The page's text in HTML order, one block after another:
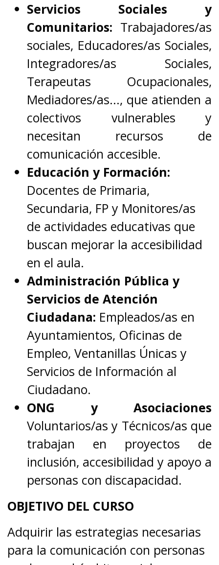
Servicios Sociales y
Comunitarios: Trabajadores/as
sociales, Educadores/as Sociales,
Integradores/as Sociales,
Terapeutas Ocupacionales,
Mediadores/as..., que atienden a
colectivos vulnerables y
necesitan recursos de
comunicación accesible.
Educación y Formación:
Docentes de Primaria,
Secundaria, FP y Monitores/as
de actividades educativas que
buscan mejorar la accesibilidad
en el aula.
Administración Pública y
Servicios de Atención
Ciudadana: Empleados/as en
Ayuntamientos, Oficinas de
Empleo, Ventanillas Únicas y
Servicios de Información al
Ciudadano.
ONG y Asociaciones
Voluntarios/as y Técnicos/as que
trabajan en proyectos de
inclusión, accesibilidad y apoyo a
personas con discapacidad.
OBJETIVO DEL CURSO
Adquirir las estrategias necesarias
para la comunicación con personas